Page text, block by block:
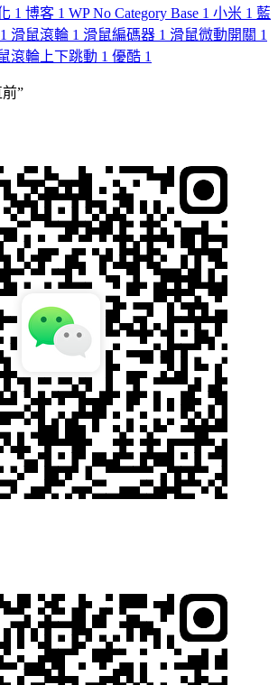
1 博客 1 WP No Category Base 1 小米 1 藍
1 滑鼠滾輪 1 滑鼠編碼器 1 滑鼠微動開關 1
滾輪上下跳動 1 優酷 1
前”